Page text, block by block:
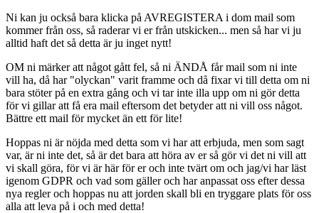
Ni kan ju också bara klicka på AVREGISTERA i dom mail som
kommer från oss, så raderar vi er från utskicken... men så har vi ju
alltid haft det så detta är ju inget nytt!
OM ni märker att något gått fel, så ni ÄNDÅ får mail som ni inte
vill ha, då har "olyckan" varit framme och då fixar vi till detta om ni
bara stöter på en extra gång och vi tar inte illa upp om ni gör detta
för vi gillar att få era mail eftersom det betyder att ni vill oss något.
Bättre ett mail för mycket än ett för lite!
Hoppas ni är nöjda med detta som vi har att erbjuda, men som sagt
var, är ni inte det, så är det bara att höra av er så gör vi det ni vill att
vi skall göra, för vi är här för er och inte tvärt om och jag/vi har läst
igenom GDPR och vad som gäller och har anpassat oss efter dessa
nya regler och hoppas nu att jorden skall bli en tryggare plats för oss
alla att leva på i och med detta!